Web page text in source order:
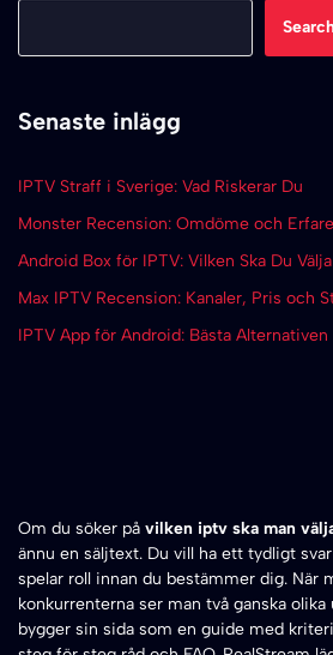
Senaste inlägg
IPTV Straff i Sverige: Vad Riskerar Du
Monster Recension: Omdöme och
Android Box för IPTV: Vilken Ska Du Välja
Max IPTV Recension: Kanaler, Pris och
IPTV App för Android: Bästa
Om du söker på vilken iptv ska man
ännu en säljtext. Du vill ha ett tydligt
spelar roll innan du bestämmer dig. När
konkurrenterna ser man två ganska olika
bygger sin sida som en guide med